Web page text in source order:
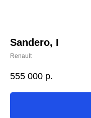
Sandero, I
Renault
555 000 р.